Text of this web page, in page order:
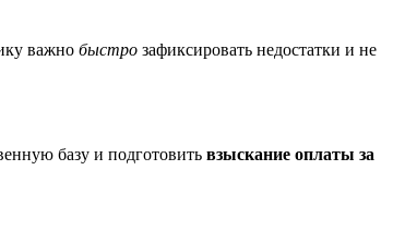
важно быстро зафиксировать недостатки и не
базу и подготовить взыскание оплаты за